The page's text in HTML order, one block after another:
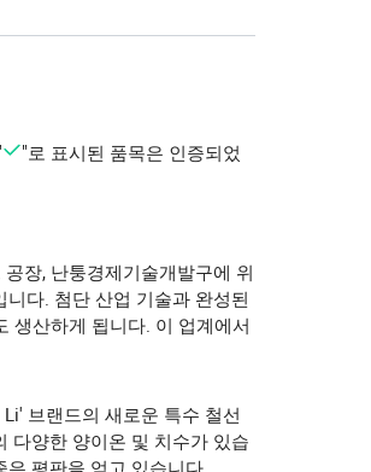
"로 표시된 품목은 인증되었
장, 난퉁경제기술개발구에 위
다. 첨단 산업 기술과 완성된
생산하게 됩니다. 이 업계에서
브랜드의 새로운 특수 철선
다양한 양이온 및 치수가 있습